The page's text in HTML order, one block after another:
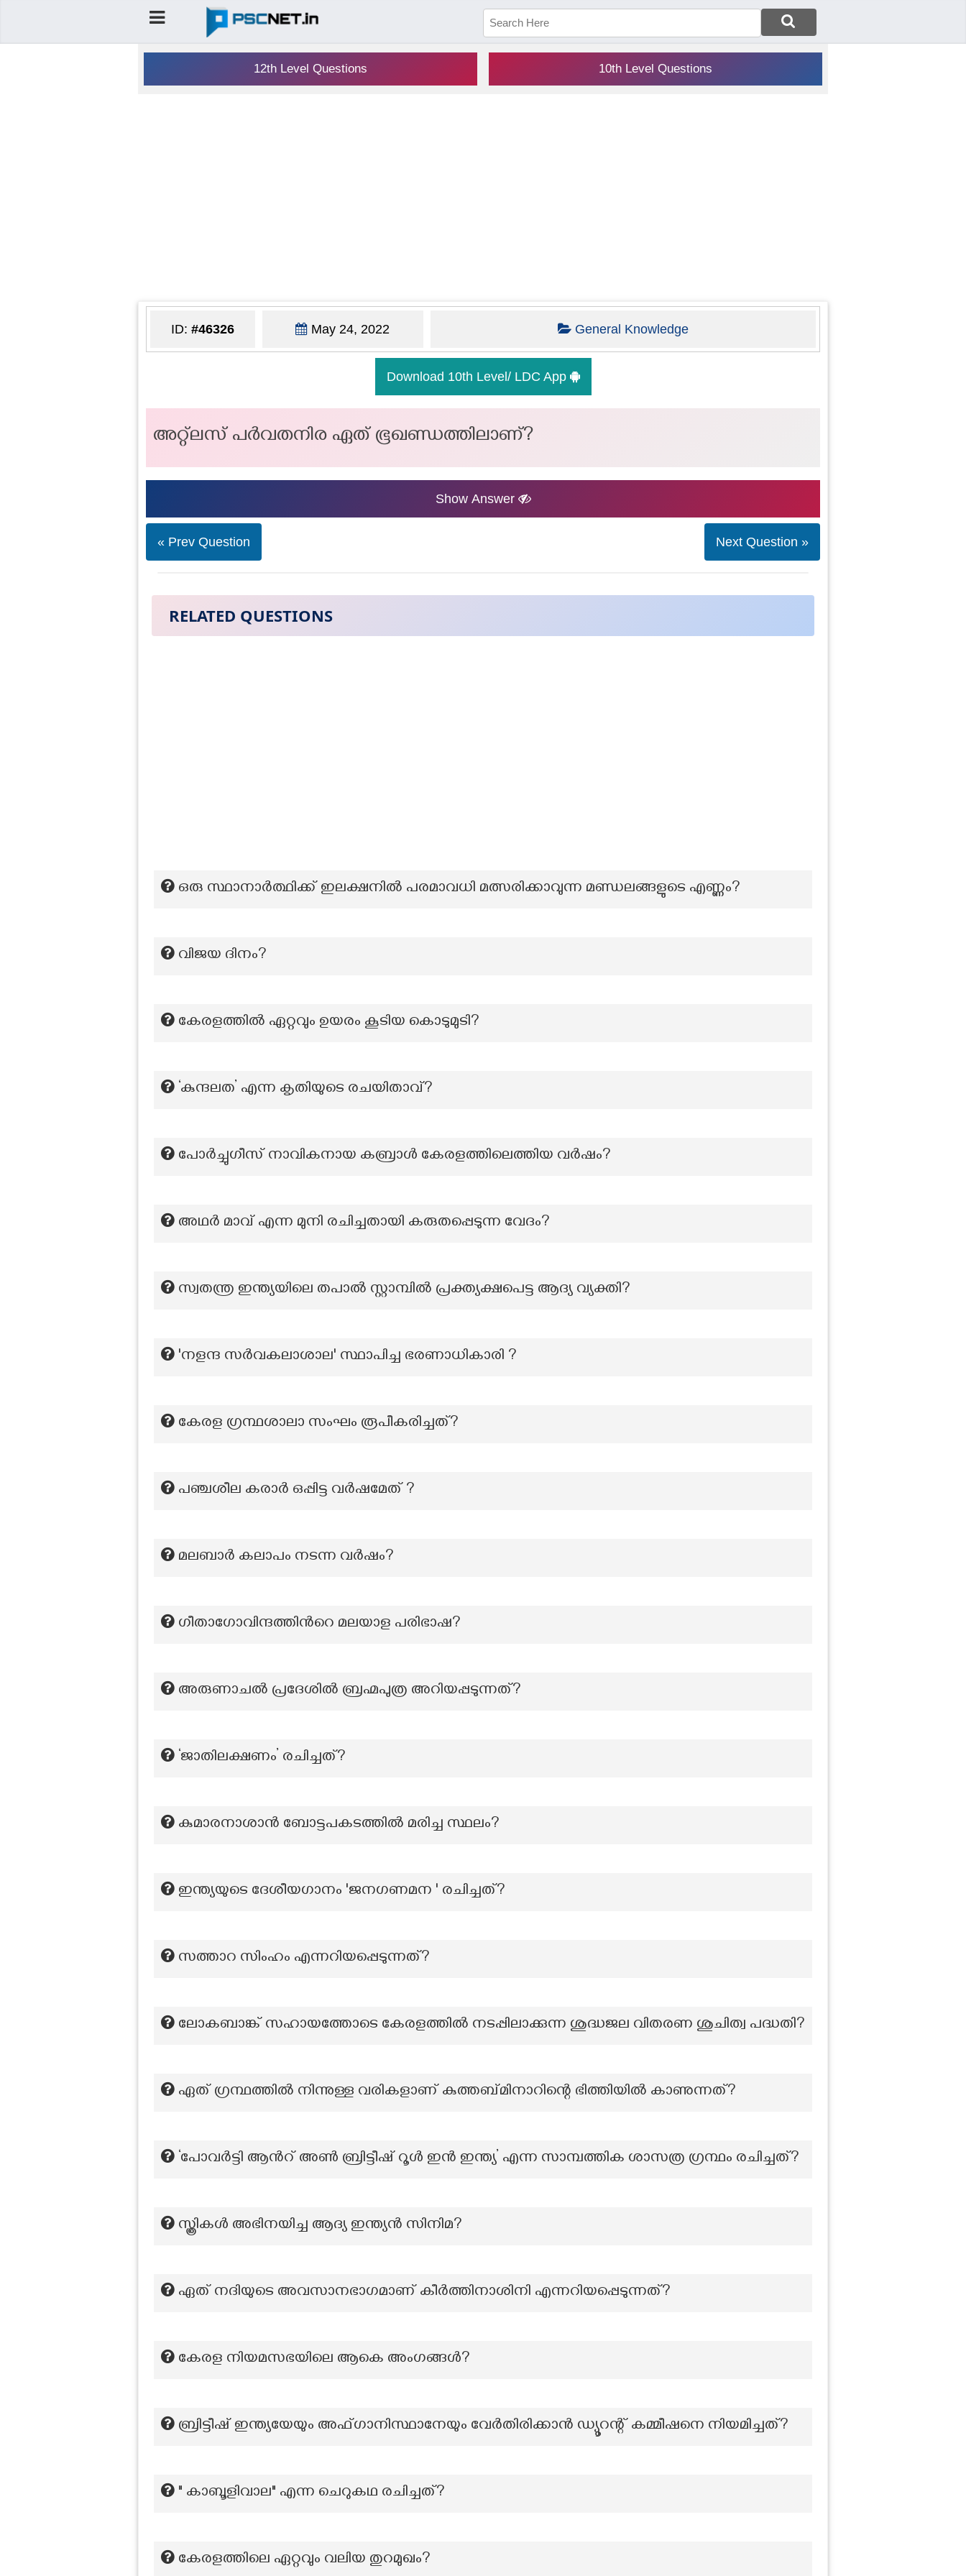
12th Level Questions 10th Level Questions
ID: #46326 May 24, 2022 General Knowledge
Download 10th Level/ LDC App
അറ്റ്ലസ് പർവതനിര ഏത് ഭൂഖണ്ഡത്തിലാണ്?
Show Answer
« Prev Question Next Question »
RELATED QUESTIONS
ഒരു സ്ഥാനാർത്ഥിക്ക് ഇലക്ഷനിൽ പരമാവധി മത്സരിക്കാവുന്ന മണ്ഡലങ്ങളുടെ എണ്ണം?
വിജയ ദിനം?
കേരളത്തിൽ ഏറ്റവും ഉയരം കൂടിയ കൊടുമുടി?
‘കുന്ദലത’ എന്ന കൃതിയുടെ രചയിതാവ്?
പോർച്ചുഗീസ് നാവികനായ കബ്രാൾ കേരളത്തിലെത്തിയ വർഷം?
അഥർ മാവ് എന്ന മുനി രചിച്ചതായി കരുതപ്പെടുന്ന വേദം?
സ്വതന്ത്ര ഇന്ത്യയിലെ തപാൽ സ്റ്റാമ്പിൽ പ്രക്ത്യക്ഷപെട്ട ആദ്യ വ്യക്തി?
'നളന്ദ സർവകലാശാല' സ്ഥാപിച്ച ഭരണാധികാരി ?
കേരള ഗ്രന്ഥശാലാ സംഘം രൂപീകരിച്ചത്?
പഞ്ചശീല കരാർ ഒപ്പിട്ട വർഷമേത് ?
മലബാർ കലാപം നടന്ന വർഷം?
ഗീതാഗോവിന്ദത്തിന്‍റെ മലയാള പരിഭാഷ?
അരുണാചൽ പ്രദേശിൽ ബ്രഹ്മപുത്ര അറിയപ്പടുന്നത്?
‘ജാതിലക്ഷണം’ രചിച്ചത്?
കുമാരനാശാൻ ബോട്ടപകടത്തിൽ മരിച്ച സ്ഥലം?
ഇന്ത്യയുടെ ദേശീയഗാനം 'ജനഗണമന ' രചിച്ചത്?
സത്താറ സിംഹം എന്നറിയപ്പെടുന്നത്?
ലോകബാങ്ക് സഹായത്തോടെ കേരളത്തിൽ നടപ്പിലാക്കുന്ന ശുദ്ധജല വിതരണ ശുചിത്വ പദ്ധതി?
ഏത് ഗ്രന്ഥത്തിൽ നിന്നുള്ള വരികളാണ് കുത്തബ്മിനാറിന്റെ ഭിത്തിയിൽ കാണുന്നത്?
‘പോവർട്ടി ആന്‍റ് അൺ ബ്രിട്ടീഷ് റൂൾ ഇൻ ഇന്ത്യ’ എന്ന സാമ്പത്തിക ശാസത്ര ഗ്രന്ഥം രചിച്ചത്?
സ്ത്രികൾ അഭിനയിച്ച ആദ്യ ഇന്ത്യൻ സിനിമ?
ഏത് നദിയുടെ അവസാനഭാഗമാണ് കീർത്തിനാശിനി എന്നറിയപ്പെടുന്നത്?
കേരള നിയമസഭയിലെ ആകെ അംഗങ്ങൾ?
ബ്രിട്ടീഷ് ഇന്ത്യയേയും അഫ്ഗാനിസ്ഥാനേയും വേർതിരിക്കാൻ ഡ്യൂറന്റ് കമ്മീഷനെ നിയമിച്ചത്?
" കാബൂളിവാല" എന്ന ചെറുകഥ രചിച്ചത്?
കേരളത്തിലെ ഏറ്റവും വലിയ തുറമുഖം?